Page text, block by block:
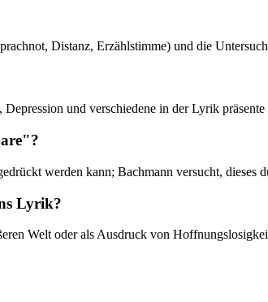
Distanz, Erzählstimme) und die
und verschiedene in der Lyrik
werden kann; Bachmann versucht, dieses
Lyrik?
Welt oder als Ausdruck von